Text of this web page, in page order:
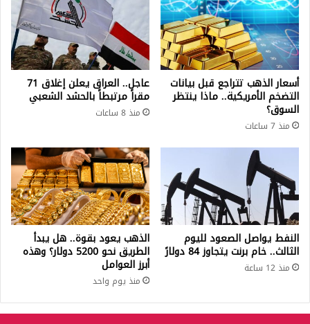
أسعار الذهب تتراجع قبل بيانات
التضخم الأمريكية.. ماذا ينتظر
السوق؟
منذ 7 ساعات
عاجل.. العراق يعلن إغلاق 71
مقراً مرتبطاً بالحشد الشعبي
منذ 8 ساعات
النفط يواصل الصعود لليوم
الثالث.. خام برنت يتجاوز 84 دولارً
منذ 12 ساعة
الذهب يعود بقوة.. هل يبدأ
الطريق نحو 5200 دولار؟ وهذه
أبرز العوامل
منذ يوم واحد